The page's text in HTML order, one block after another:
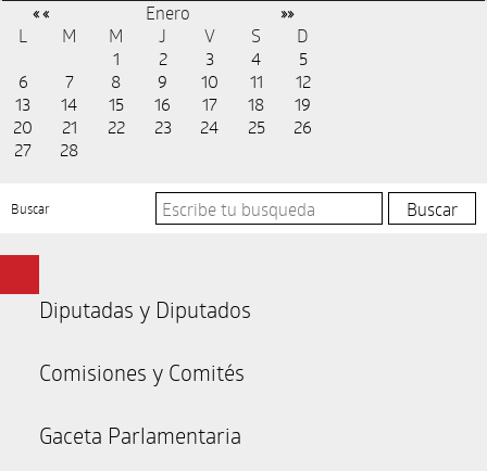
« « Enero »»
L M M J V S
D
1
2 3 4
5
6
7 8 9 10 11
12
13
14 15 16 17 18
19
20
21 22 23 24 25
26
27
28
Buscar
Diputadas y Diputados
Comisiones y Comités
Gaceta Parlamentaria